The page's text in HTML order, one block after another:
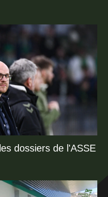
dossiers de l'ASSE